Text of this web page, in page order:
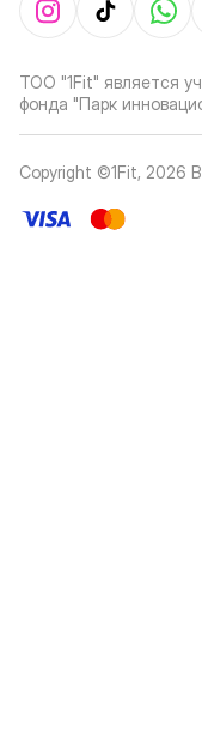
ТОО "1Fit" является
фонда "Парк
Copyright ©1Fit, 2026